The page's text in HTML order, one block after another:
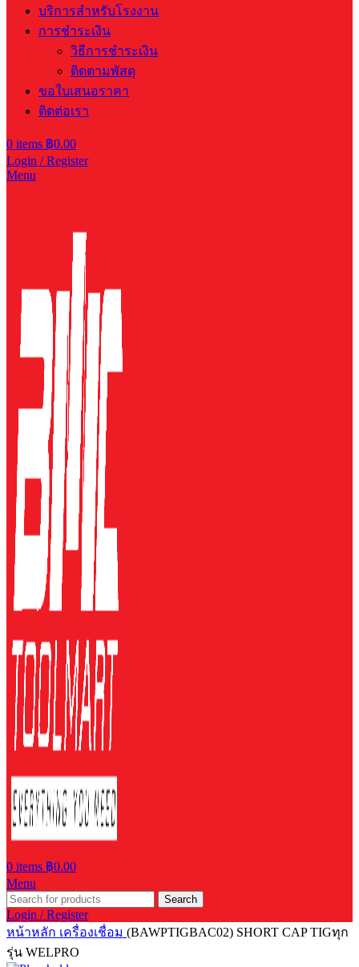
บริการสำหรับโรงงาน
การชำระเงิน
วิธีการชำระเงิน
ติดตามพัสดุ
ขอใบเสนอราคา
ติดต่อเรา
0 items ฿0.00
Login / Register
Menu
0 items ฿0.00
Menu
Search
Login / Register
หน้าหลัก เครื่องเชื่อม (BAWPTIGBAC02) SHORT CAP TIGทุก
รุ่น WELPRO